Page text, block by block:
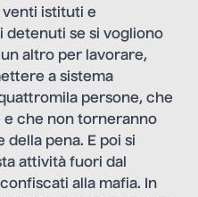
venti istituti e
detenuti se si vogliono
altro per lavorare,
a sistema
persone, che
che non torneranno
pena. E poi si
attività fuori dal
alla mafia. In